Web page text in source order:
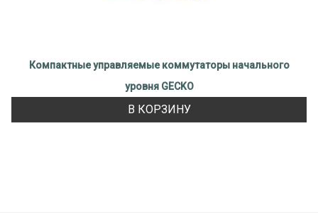
Компактные управляемые коммутаторы начального
уровня GECKO
В КОРЗИНУ